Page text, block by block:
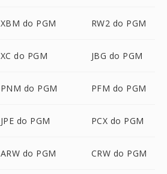
XBM do PGM RW2 do PGM
XC do PGM JBG do PGM
PNM do PGM PFM do PGM
JPE do PGM PCX do PGM
ARW do PGM CRW do PGM